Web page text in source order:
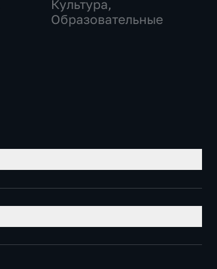
Культура,
Образовательные